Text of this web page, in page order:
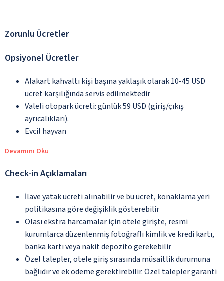
Zorunlu Ücretler
Opsiyonel Ücretler
Alakart kahvaltı kişi başına yaklaşık olarak 10-45 USD
ücret karşılığında servis edilmektedir
Valeli otopark ücreti: günlük 59 USD (giriş/çıkış
ayrıcalıkları).
Evcil hayvan
Devamını Oku
Check-in Açıklamaları
İlave yatak ücreti alınabilir ve bu ücret, konaklama yeri
politikasına göre değişiklik gösterebilir
Olası ekstra harcamalar için otele girişte, resmi
kurumlarca düzenlenmiş fotoğraflı kimlik ve kredi kartı,
banka kartı veya nakit depozito gerekebilir
Özel talepler, otele giriş sırasında müsaitlik durumuna
bağlıdır ve ek ödeme gerektirebilir. Özel talepler garanti